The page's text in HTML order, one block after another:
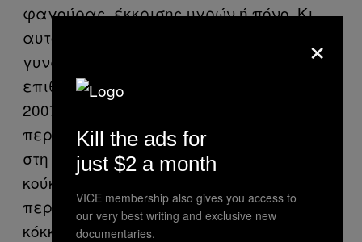
φαγούρας, έκκρισης υγρών ή πόνο. Κι
αυτό δεν αφορά μόνο τις ενήλικες
γυναίκες. Στην έκδοση της ιατρικής
επιθεώρησης Pediatric Emergency Care, το
2007, τρεις γιατροί αφηγούνται την
περίπτωση μιας 4χρονης που είχε χώσει
στη συγκεκριμένη περιοχή τις μισές της
κούκλες Bratz. Σε παλιότερες
περιπτώσεις είχαν χρησιμοποιηθεί
κόκκινες μπογιές, μολύβια από μόλυβδο,
×
Kill the ads for
just $2 a month
VICE membership also gives you access to
our very best writing and exclusive new
documentaries.